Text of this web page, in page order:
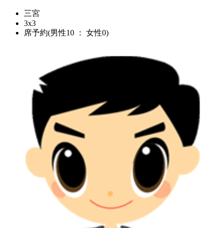
三宮
3x3
席予約(男性10 ： 女性0)